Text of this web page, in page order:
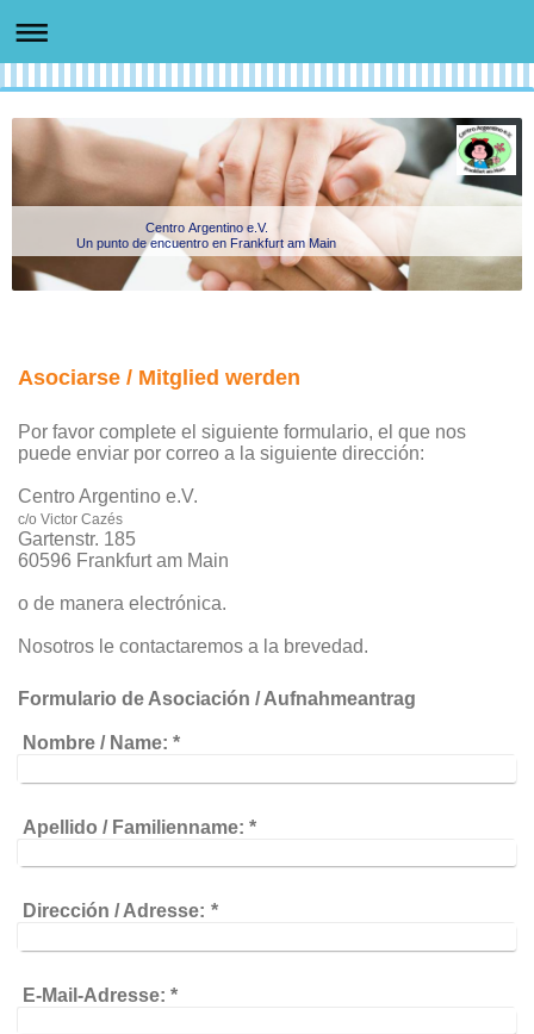
Centro Argentino e.V.
Un punto de encuentro en Frankfurt am Main
Asociarse / Mitglied werden
Por favor complete el siguiente formulario, el que nos
puede enviar por correo a la siguiente dirección:
Centro Argentino e.V.
c/o Victor Cazés
Gartenstr. 185
60596 Frankfurt am Main
o de manera electrónica.
Nosotros le contactaremos a la brevedad.
Formulario de Asociación / Aufnahmeantrag
Nombre / Name: *
Apellido / Familienname: *
Dirección / Adresse: *
E-Mail-Adresse: *